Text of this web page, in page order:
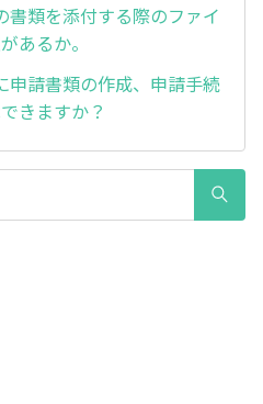
書類を添付する際のファイ
あるか。
申請書類の作成、申請手続
きますか？